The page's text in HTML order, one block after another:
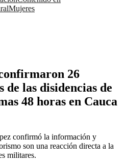
Mujeres
26
las disidencias de
48 horas en Cauca
confirmó la información y
son una reacción directa a la
militares.